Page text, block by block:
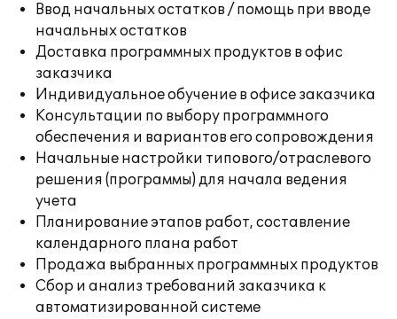
Ввод начальных остатков / помощь при вводе
начальных остатков
Доставка программных продуктов в офис
заказчика
Индивидуальное обучение в офисе заказчика
Консультации по выбору программного
обеспечения и вариантов его сопровождения
Начальные настройки типового/отраслевого
решения (программы) для начала ведения
учета
Планирование этапов работ, составление
календарного плана работ
Продажа выбранных программных продуктов
Сбор и анализ требований заказчика к
автоматизированной системе